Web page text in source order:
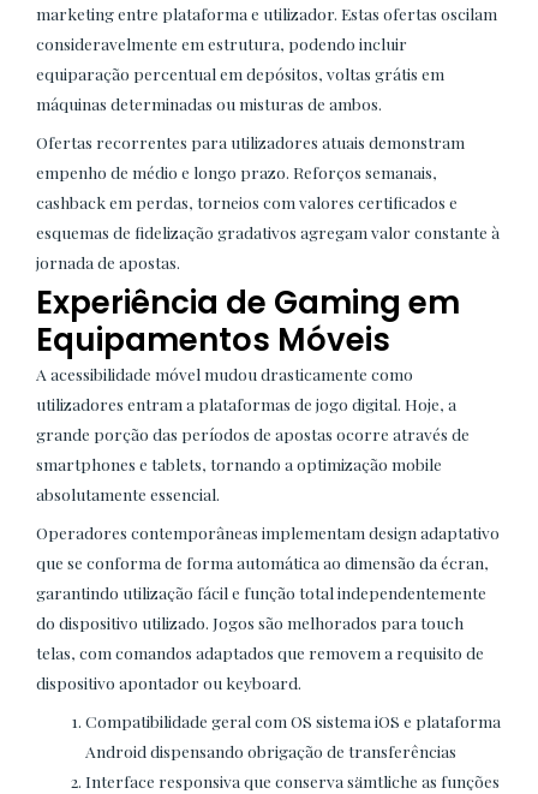
marketing entre plataforma e utilizador. Estas ofertas oscilam
consideravelmente em estrutura, podendo incluir
equiparação percentual em depósitos, voltas grátis em
máquinas determinadas ou misturas de ambos.
Ofertas recorrentes para utilizadores atuais demonstram
empenho de médio e longo prazo. Reforços semanais,
cashback em perdas, torneios com valores certificados e
esquemas de fidelização gradativos agregam valor constante à
jornada de apostas.
Experiência de Gaming em
Equipamentos Móveis
A acessibilidade móvel mudou drasticamente como
utilizadores entram a plataformas de jogo digital. Hoje, a
grande porção das períodos de apostas ocorre através de
smartphones e tablets, tornando a optimização mobile
absolutamente essencial.
Operadores contemporâneas implementam design adaptativo
que se conforma de forma automática ao dimensão da écran,
garantindo utilização fácil e função total independentemente
do dispositivo utilizado. Jogos são melhorados para touch
telas, com comandos adaptados que removem a requisito de
dispositivo apontador ou keyboard.
Compatibilidade geral com OS sistema iOS e plataforma
Android dispensando obrigação de transferências
Interface responsiva que conserva sämtliche as funções